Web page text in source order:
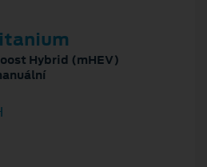
Hybrid (mHEV)